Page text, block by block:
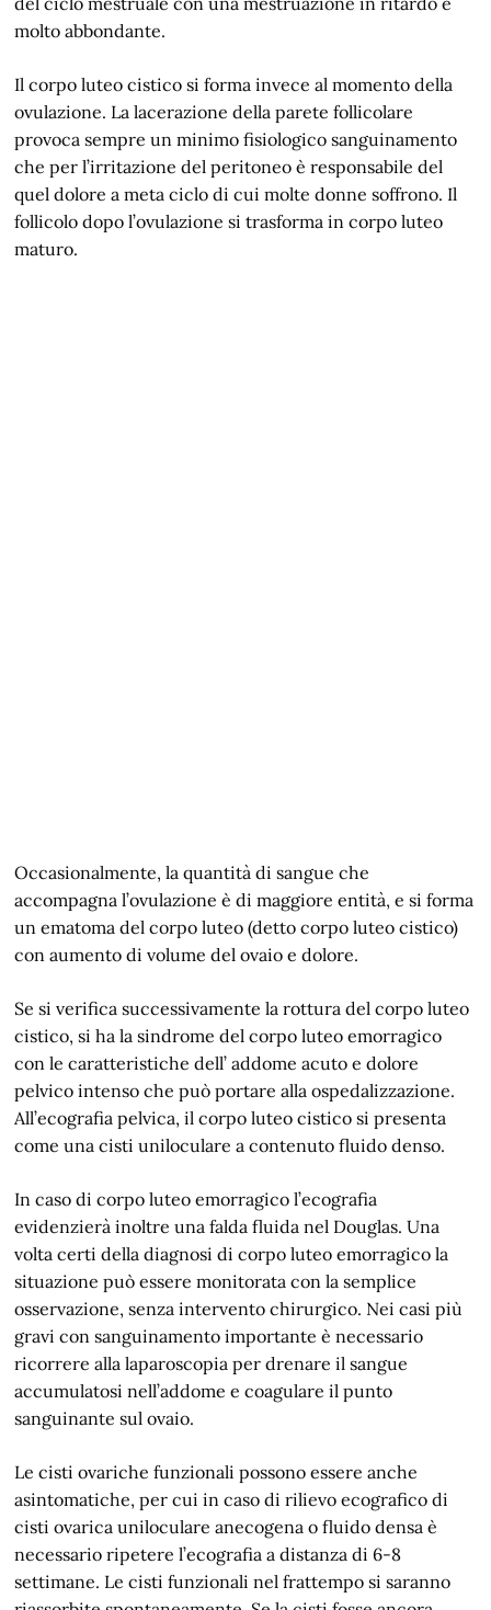
molto abbondante.
Il corpo luteo cistico si forma invece al momento della
ovulazione. La lacerazione della parete follicolare
provoca sempre un minimo fisiologico sanguinamento
che per l’irritazione del peritoneo è responsabile del
quel dolore a meta ciclo di cui molte donne soffrono. Il
follicolo dopo l’ovulazione si trasforma in corpo luteo
maturo.
Occasionalmente, la quantità di sangue che
accompagna l’ovulazione è di maggiore entità, e si forma
un ematoma del corpo luteo (detto corpo luteo cistico)
con aumento di volume del ovaio e dolore.
Se si verifica successivamente la rottura del corpo luteo
cistico, si ha la sindrome del corpo luteo emorragico
con le caratteristiche dell’ addome acuto e dolore
pelvico intenso che può portare alla ospedalizzazione.
All’ecografia pelvica, il corpo luteo cistico si presenta
come una cisti uniloculare a contenuto fluido denso.
In caso di corpo luteo emorragico l’ecografia
evidenzierà inoltre una falda fluida nel Douglas. Una
volta certi della diagnosi di corpo luteo emorragico la
situazione può essere monitorata con la semplice
osservazione, senza intervento chirurgico. Nei casi più
gravi con sanguinamento importante è necessario
ricorrere alla laparoscopia per drenare il sangue
accumulatosi nell’addome e coagulare il punto
sanguinante sul ovaio.
Le cisti ovariche funzionali possono essere anche
asintomatiche, per cui in caso di rilievo ecografico di
cisti ovarica uniloculare anecogena o fluido densa è
necessario ripetere l’ecografia a distanza di 6-8
settimane. Le cisti funzionali nel frattempo si saranno